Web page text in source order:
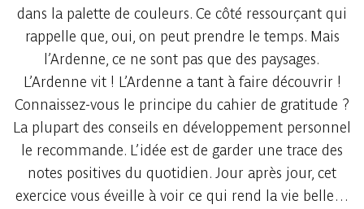
dans la palette de couleurs. Ce côté ressourçant qui
rappelle que, oui, on peut prendre le temps. Mais
l’Ardenne, ce ne sont pas que des paysages.
L’Ardenne vit ! L’Ardenne a tant à faire découvrir !
Connaissez-vous le principe du cahier de gratitude ?
La plupart des conseils en développement personnel
le recommande. L’idée est de garder une trace des
notes positives du quotidien. Jour après jour, cet
exercice vous éveille à voir ce qui rend la vie belle…